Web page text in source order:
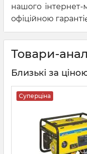
нашого інтернет-
офіційною
Товари-
Близькі за
Суперціна